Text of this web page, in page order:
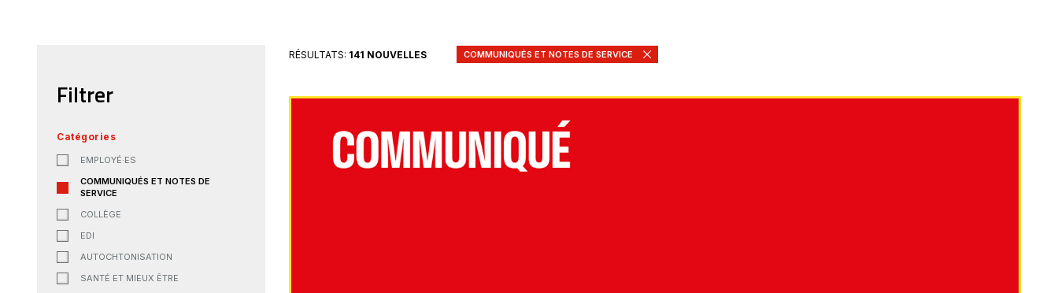
Filtrer
Catégories
EMPLOYÉ·ES
COMMUNIQUÉS ET NOTES DE
SERVICE
COLLÈGE
EDI
AUTOCHTONISATION
SANTÉ ET MIEUX ÊTRE
RÉSULTATS: 141 NOUVELLES COMMUNIQUÉS ET NOTES DE SERVICE